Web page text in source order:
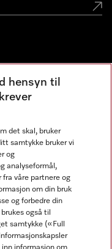
hensyn til
det skal, bruker
samtykke bruker vi
og
analyseformål,
våre partnere og
om din bruk
og forbedre din
også til
samtykke («Full